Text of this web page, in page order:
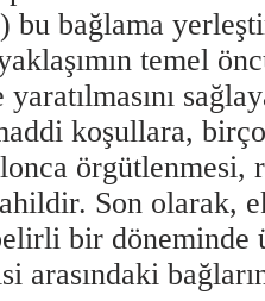
bu bağlama
temel
yaratılmasını
koşullara,
örgütlenmesi,
Son olarak,
bir döneminde
arasındaki